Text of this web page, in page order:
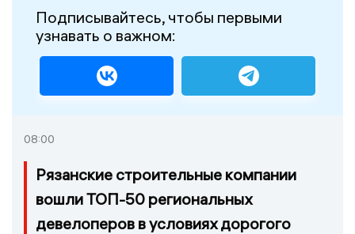
Подписывайтесь, чтобы первыми
узнавать о важном:
08:00
Рязанские строительные компании
вошли ТОП-50 региональных
девелоперов в условиях дорогого